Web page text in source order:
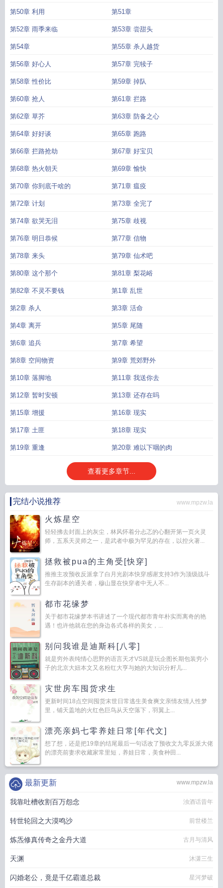
第50章 利用 第51章
第52章 雨季来临 第53章 尝甜头
第54章 第55章 杀人越货
第56章 好心人 第57章 完犊子
第58章 性价比 第59章 掉队
第60章 抢人 第61章 拦路
第62章 草芥 第63章 防备之心
第64章 好好谈 第65章 跑路
第66章 拦路抢劫 第67章 好宝贝
第68章 热火朝天 第69章 愉快
第70章 你到底干啥的 第71章 瘟疫
第72章 计划 第73章 全完了
第74章 欲哭无泪 第75章 歧视
第76章 明日恭候 第77章 信物
第78章 来头 第79章 仙术吧
第80章 这个那个 第81章 梨花峪
第82章 不灵不要钱 第1章 乱世
第2章 杀人 第3章 活命
第4章 离开 第5章 尾随
第6章 追兵 第7章 希望
第8章 空间物资 第9章 荒郊野外
第10章 落脚地 第11章 我送你去
第12章 暂时安顿 第13章 还存在吗
第15章 增援 第16章 现实
第17章 土匪 第18章 现实
第19章 重逢 第20章 难以下咽的肉
查看更多章节...
完结小说推荐 www.mpzw.la
火炼星空
轻轻拂去封面上的灰尘，林风怀着分忐忑的心翻开第一页火灵
师，五系天灵师之一，是武者中极为罕见的存在，以控火著...
拯救被pua的主角受[快穿]
推推主攻预收反派拿了白月光剧本快穿感谢支持3作为顶级战斗
生存副本的通关者，穆山显在快穿者中无人不...
都市花缘梦
关于都市花缘梦本书讲述了一个现代都市青年朴实而离奇的艳
遇！也许他就在您的身边各式各样的美女，...
别问我谁是迪斯科[八零]
就是穷外表纯情心思野的语言天才VS就是玩企图长期包装穷小
子的北京大妞本文又名粉红大亨与她的大知识分籽儿...
灾世房车囤货求生
更新时间18点空间囤货末世日常逃生美食爽文亲情友情人性梦
里，铺天盖地的火红色巨鸟从天空落下，羽翼上...
漂亮亲妈七零养娃日常[年代文]
想了想，还是把19章的结尾最后一句话改了预收文九零反派大佬
的漂亮前妻求收藏家常里短，养娃日常，美食种田...
www.mpzw.la
最新更新
我靠吐槽收割百万怨念 浊酒话昔年
转世轮回之大漠鸣沙 前世楼兰
炼炁修真传奇之金丹大道 古月与清风
天渊 沐潇三生
闪婚老公，竟是千亿霸道总裁 星河梦破